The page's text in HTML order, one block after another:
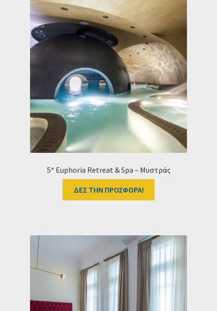
5* Euphoria Retreat & Spa – Μυστράς
ΔΕΣ ΤΗΝ ΠΡΟΣΦΟΡΑ!